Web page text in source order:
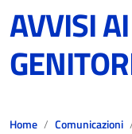
AVVISI
Home Comunicazioni